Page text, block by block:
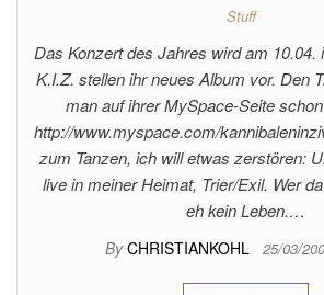
Stuff
Das Konzert des Jahres wird am 10.04.
K.I.Z. stellen ihr neues Album vor. Den
man auf ihrer MySpace-Seite
http://www.myspace.com/
zum Tanzen, ich will etwas zerstören:
live in meiner Heimat, Trier/Exil. Wer
eh kein Leben.…
By CHRISTIANKOHL 25/03/